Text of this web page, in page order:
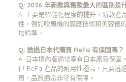
Q: 2026 年新款與舊款最大的區別是
A: 主要是智能化程度的提升。新款產
性，例如吹風機的感應技術和美容儀
加精準。
Q: 透過日本代購買 ReFa 有保固嗎？
A: 日本境內版通常享有日本原廠保固
但 ReFa 產品的耐用性極高，只要透
買，品質通常非常有保障。